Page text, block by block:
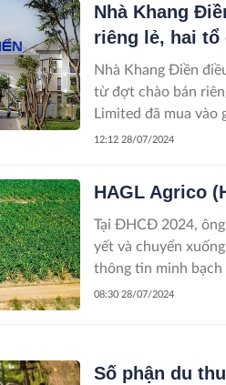
Nhà Khang
riêng lẻ, hai tổ
Nhà Khang Điền
từ đợt chào bán
Limited đã mua vào
12:12 28/07/2024
HAGL Agrico
Tại ĐHCĐ 2024,
yết và chuyển
thông tin minh bạch
HOSE ngay khi đủ
08:30 28/07/2024
Số phận du